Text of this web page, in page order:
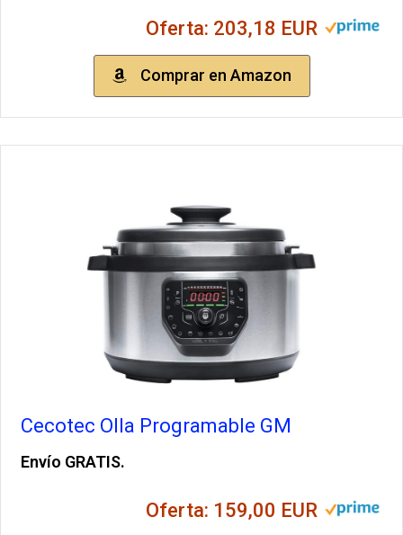
Oferta: 203,18 EUR
Comprar en Amazon
Cecotec Olla Programable GM
Envío GRATIS.
Oferta: 159,00 EUR